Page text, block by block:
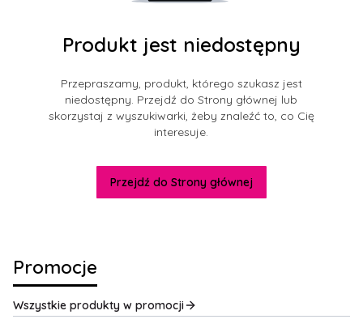
Produkt jest niedostępny
Przepraszamy, produkt, którego szukasz jest
niedostępny. Przejdź do Strony głównej lub
skorzystaj z wyszukiwarki, żeby znaleźć to, co Cię
interesuje.
Przejdź do Strony głównej
Promocje
Wszystkie produkty w promocji